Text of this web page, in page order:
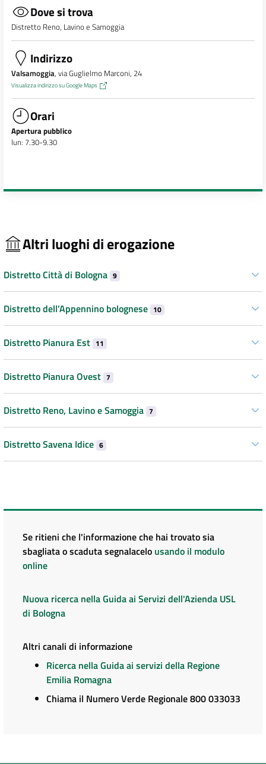
Dove si trova
Distretto Reno, Lavino e Samoggia
Indirizzo
Valsamoggia, via Guglielmo Marconi, 24
Visualizza indirizzo su Google Maps
Orari
Apertura pubblico
lun: 7.30-9.30
Altri luoghi di erogazione
Distretto Città di Bologna 9
Distretto dell’Appennino bolognese 10
Distretto Pianura Est 11
Distretto Pianura Ovest 7
Distretto Reno, Lavino e Samoggia 7
Distretto Savena Idice 6
Se ritieni che l'informazione che hai trovato sia
sbagliata o scaduta segnalacelo usando il modulo
online
Nuova ricerca nella Guida ai Servizi dell'Azienda USL
di Bologna
Altri canali di informazione
Ricerca nella Guida ai servizi della Regione
Emilia Romagna
Chiama il Numero Verde Regionale 800 033033